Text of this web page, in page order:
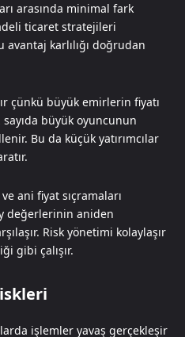
arasında minimal fark
ticaret stratejileri
avantaj karlılığı doğrudan
çünkü büyük emirlerin fiyatı
büyük oyuncunun
Bu da küçük yatırımcılar
ani fiyat sıçramaları
değerlerinin aniden
Risk yönetimi kolaylaşır
gibi çalışır.
işlemler yavaş gerçekleşir